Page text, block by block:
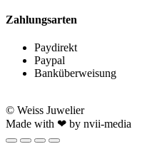
Zahlungsarten
Paydirekt
Paypal
Banküberweisung
© Weiss Juwelier
Made with ❤ by nvii-media